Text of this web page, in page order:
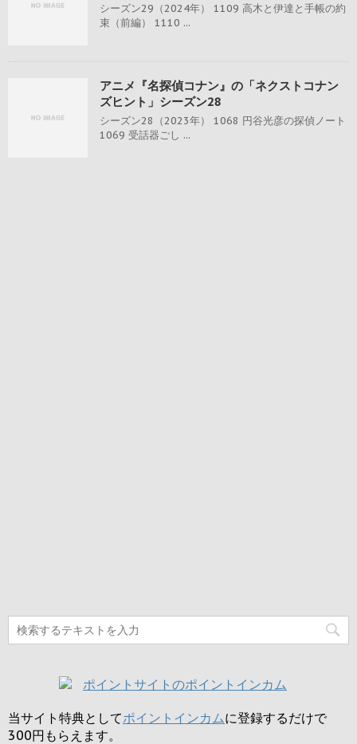
シーズン29（2024年） 1109 高木と伊達と手帳の約
束（前編） 1110 ...
アニメ『名探偵コナン』の「ネクストコナン
ズヒント」シーズン28
シーズン28（2023年） 1068 円谷光彦の探偵ノート
1069 受話器ごし ...
当サイト特典としてポイントインカムに登録するだけで
300円 もらえます。